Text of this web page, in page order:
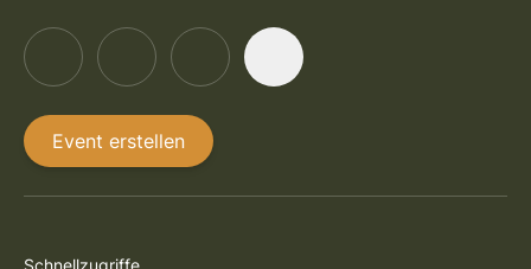
Event erstellen
Schnellzugriffe